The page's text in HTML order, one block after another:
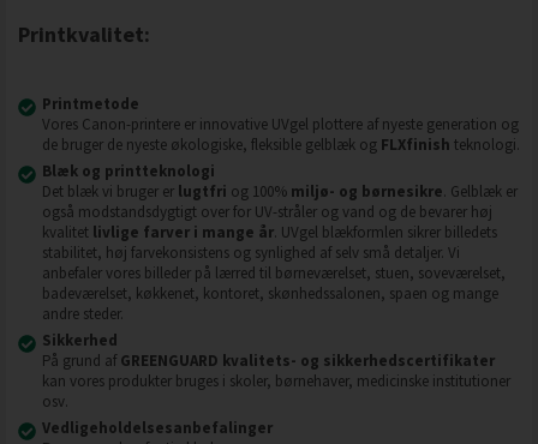
Printkvalitet:
Printmetode
Vores Canon-printere er innovative UVgel plottere af nyeste generation og
de bruger de nyeste økologiske, fleksible gelblæk og FLXfinish teknologi.
Blæk og printteknologi
Det blæk vi bruger er lugtfri og 100% miljø- og børnesikre. Gelblæk er
også modstandsdygtigt over for UV-stråler og vand og de bevarer høj
kvalitet livlige farver i mange år. UVgel blækformlen sikrer billedets
stabilitet, høj farvekonsistens og synlighed af selv små detaljer. Vi
anbefaler vores billeder på lærred til børneværelset, stuen, soveværelset,
badeværelset, køkkenet, kontoret, skønhedssalonen, spaen og mange
andre steder.
Sikkerhed
På grund af GREENGUARD kvalitets- og sikkerhedscertifikater
kan vores produkter bruges i skoler, børnehaver, medicinske institutioner
osv.
Vedligeholdelsesanbefalinger